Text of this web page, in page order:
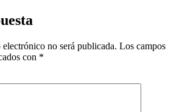
no será publicada. Los campos
con *